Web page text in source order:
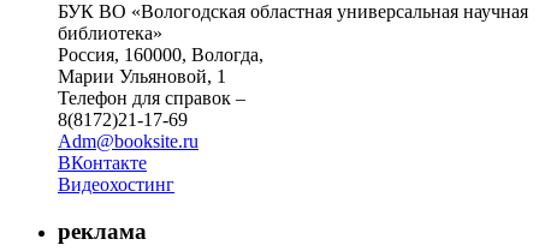
БУК ВО «Вологодская областная универсальная научная
библиотека»
Россия, 160000, Вологда,
Марии Ульяновой, 1
Телефон для справок –
8(8172)21-17-69
Adm@booksite.ru
ВКонтакте
Видеохостинг
реклама